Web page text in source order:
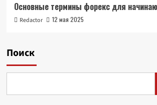
Основные термины форекс для
Redactor 12 мая 2025
Поиск